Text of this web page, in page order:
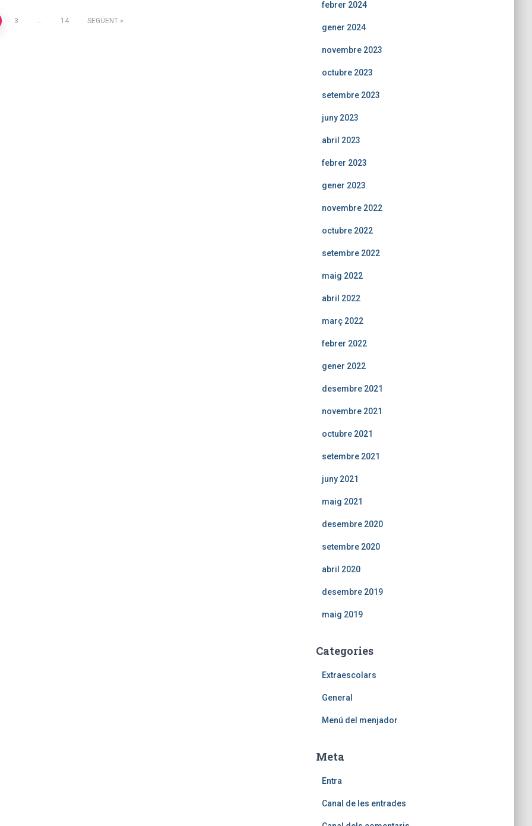
3 … 14 SEGÜENT
febrer 2024
gener 2024
novembre 2023
octubre 2023
setembre 2023
juny 2023
abril 2023
febrer 2023
gener 2023
novembre 2022
octubre 2022
setembre 2022
maig 2022
abril 2022
març 2022
febrer 2022
gener 2022
desembre 2021
novembre 2021
octubre 2021
setembre 2021
juny 2021
maig 2021
desembre 2020
setembre 2020
abril 2020
desembre 2019
maig 2019
Categories
Extraescolars
General
Menú del menjador
Meta
Entra
Canal de les entrades